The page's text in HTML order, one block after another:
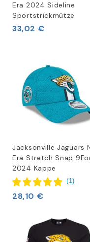
Era 2024 Sideline
Sportstrickmütze
33,02 €
Jacksonville Jaguars
Era Stretch Snap
2024 Kappe
(1)
28,10 €